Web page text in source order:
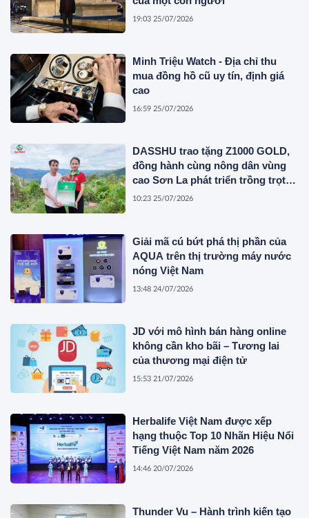
19:03 25/07/2026
Minh Triệu Watch - Địa chỉ thu
mua đồng hồ cũ uy tín, định giá
cao
16:59 25/07/2026
DASSHU trao tặng Z1000 GOLD,
đồng hành cùng nông dân vùng
cao Sơn La phát triển trồng trọt
bền vững
10:23 25/07/2026
Giải mã cú bứt phá thị phần của
AQUA trên thị trường máy nước
nóng Việt Nam
13:48 24/07/2026
JD với mô hình bán hàng online
không cần kho bãi – Tương lai
của thương mại điện tử
15:53 21/07/2026
Herbalife Việt Nam được xếp
hạng thuộc Top 10 Nhãn Hiệu Nổi
Tiếng Việt Nam năm 2026
14:46 20/07/2026
Thunder Vu – Hành trình kiến tạo